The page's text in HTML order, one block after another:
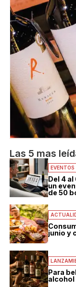
Las 5 mas
EVENTOS
Del 4
un
de 50
junio y
Para
alcohol